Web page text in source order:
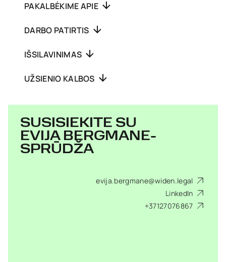
PAKALBĖKIME APIE
DARBO PATIRTIS
IŠSILAVINIMAS
UŽSIENIO KALBOS
SUSISIEKITE SU
EVIJA BERGMANE-
SPRŪDŽA
evija.bergmane@widen.legal
LinkedIn
+37127076867